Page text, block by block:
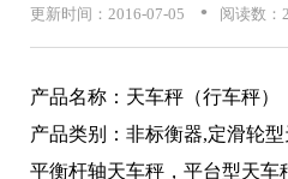
更新时间：2016-07-05 • 阅读数：
产品名称：天车秤（行车秤）
产品类别：非标衡器,定滑轮
平衡杆轴天车秤，平台型天车